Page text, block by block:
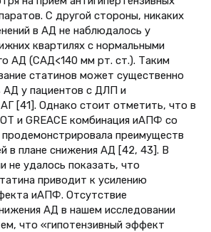
С другой стороны, никаких
в АД не наблюдалось у
квартилях с нормальными
АД (САД<140 мм рт. ст.). Таким
статинов может существенно
АД у пациентов с ДЛП и
[41]. Однако стоит отметить, что в
и GREACE комбинация иАПФ со
преимуществ
в плане снижения АД [42, 43]. В
не удалось показать, что
приводит к усилению
иАПФ. Отсутствие
АД в нашем исследовании
что «гипотензивный эффект